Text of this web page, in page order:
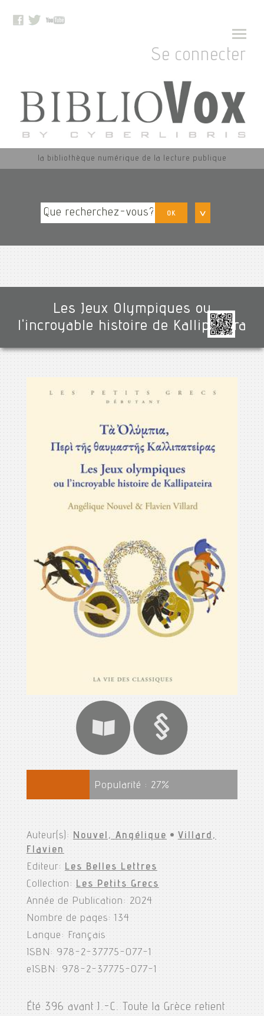
Se connecter
la bibliothèque numérique de la lecture publique
OK
Les Jeux Olympiques ou
l'incroyable histoire de Kallipateira
Popularité : 27%
Auteur(s): Nouvel, Angélique•Villard,
Flavien
Editeur:Les Belles Lettres
Collection:Les Petits Grecs
Année de Publication: 2024
Nombre de pages: 134
Langue: Français
ISBN: 978-2-37775-077-1
eISBN: 978-2-37775-077-1
Été 396 avant J.-C. Toute la Grèce retient